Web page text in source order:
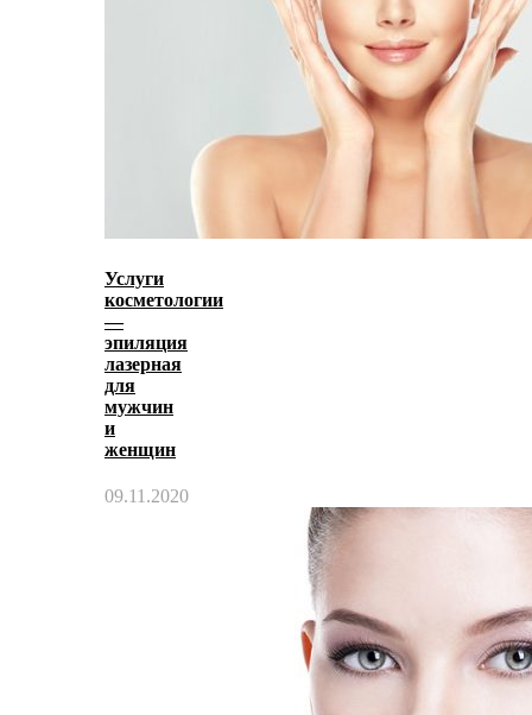
Услуги
косметологии
—
эпиляция
лазерная
для
мужчин
и
женщин
09.11.2020